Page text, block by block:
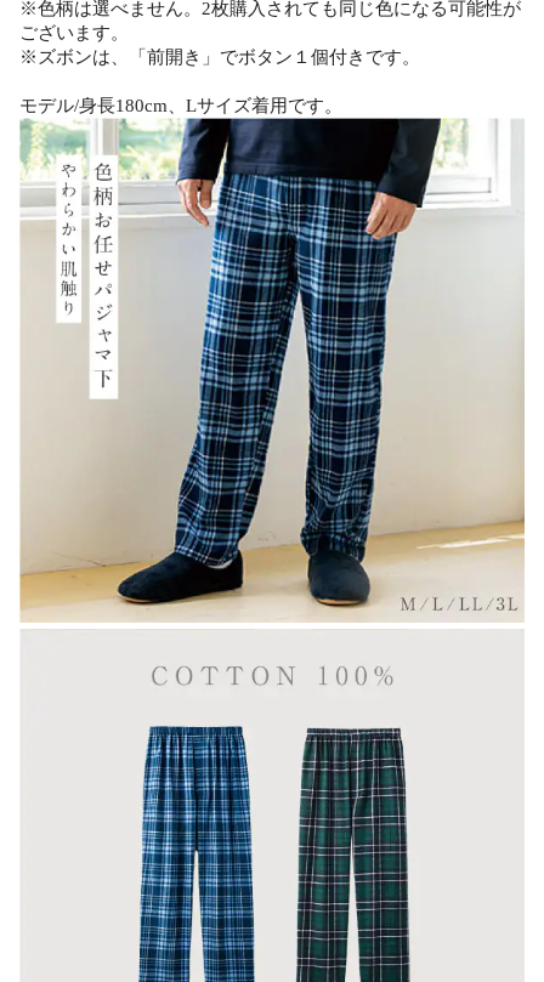
※色柄は選べません。2枚購入されても同じ色になる可能性が
ございます。
※ズボンは、「前開き」でボタン１個付きです。
モデル/身長180cm、Lサイズ着用です。